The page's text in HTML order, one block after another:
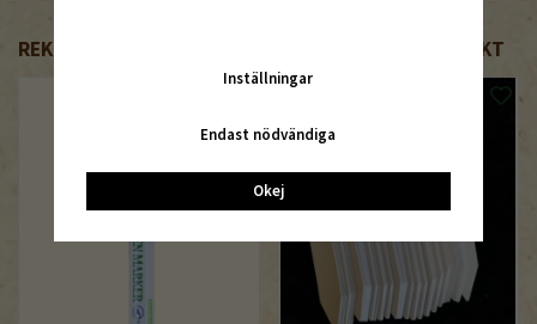
REKOMMENDERADE TILLBEHÖR TILL DENNA PRODUKT
Inställningar
Endast nödvändiga
Okej